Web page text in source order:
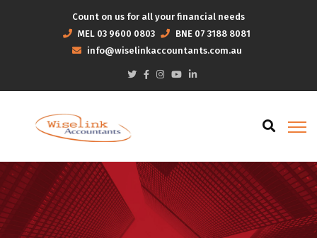
Count on us for all your financial needs
MEL 03 9600 0803 BNE 07 3188 8081
info@wiselinkaccountants.com.au